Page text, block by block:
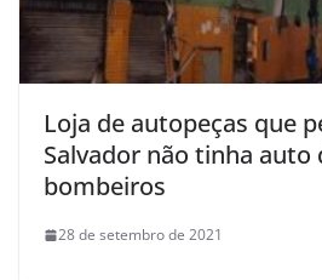
Loja de autopeças que
Salvador não tinha auto
bombeiros
28 de setembro de 2021